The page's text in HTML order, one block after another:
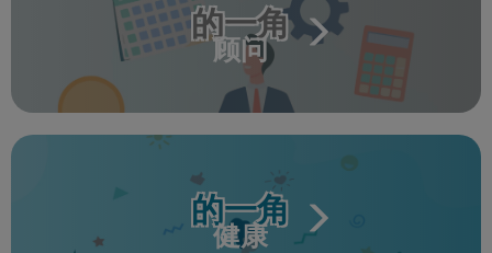
的一角
顾问
的一角
健康